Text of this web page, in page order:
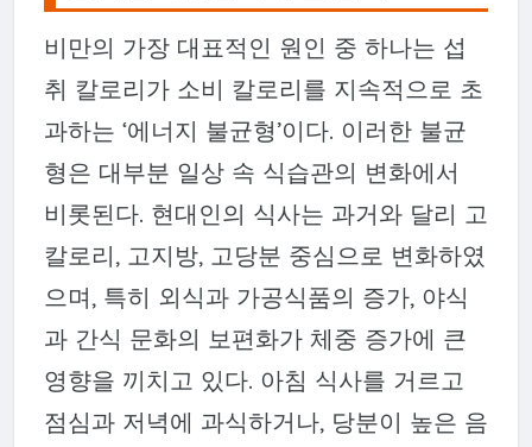
비만의 가장 대표적인 원인 중 하나는 섭
취 칼로리가 소비 칼로리를 지속적으로 초
과하는 ‘에너지 불균형’이다. 이러한 불균
형은 대부분 일상 속 식습관의 변화에서
비롯된다. 현대인의 식사는 과거와 달리 고
칼로리, 고지방, 고당분 중심으로 변화하였
으며, 특히 외식과 가공식품의 증가, 야식
과 간식 문화의 보편화가 체중 증가에 큰
영향을 끼치고 있다. 아침 식사를 거르고
점심과 저녁에 과식하거나, 당분이 높은 음